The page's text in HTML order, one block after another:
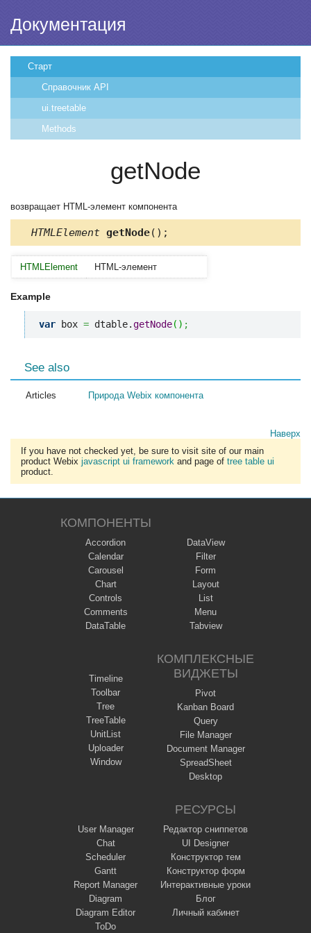
Документация
Старт
Справочник API
ui.treetable
Methods
getNode
возвращает HTML-элемент компонента
HTMLElement getNode();
HTMLElement HTML-элемент
Example
var box = dtable.getNode( ) ;
See also
Articles Природа Webix компонента
Наверх
If you have not checked yet, be sure to visit site of our main
product Webix javascript ui framework and page of tree table ui
product.
КОМПОНЕНТЫ
Accordion
Calendar
Carousel
Chart
Controls
Comments
DataTable
DataView
Filter
Form
Layout
List
Menu
Tabview
Timeline
Toolbar
Tree
TreeTable
UnitList
Uploader
Window
КОМПЛЕКСНЫЕ
ВИДЖЕТЫ
Pivot
Kanban Board
Query
File Manager
Document Manager
SpreadSheet
Desktop
User Manager
Chat
Scheduler
Gantt
Report Manager
Diagram
Diagram Editor
ToDo
РЕСУРСЫ
Редактор сниппетов
UI Designer
Конструктор тем
Конструктор форм
Интерактивные уроки
Блог
Личный кабинет